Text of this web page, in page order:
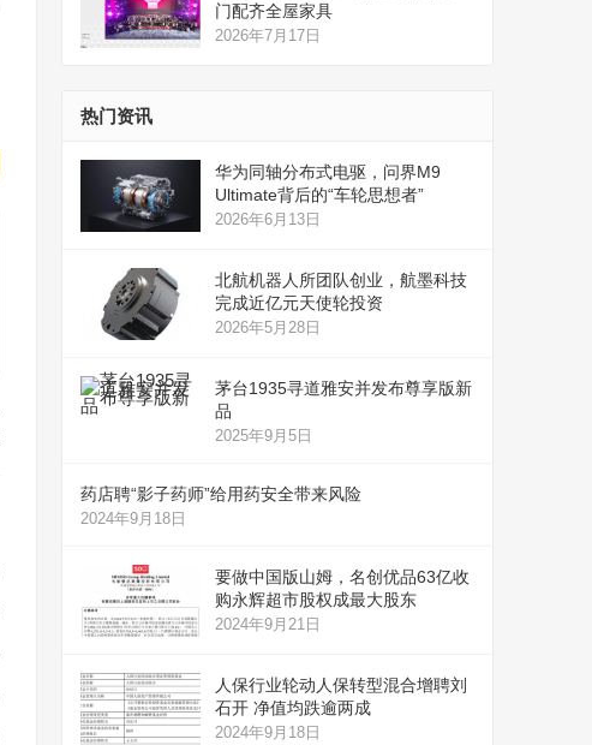
门配齐全屋家具
2026年7月17日
热门资讯
华为同轴分布式电驱，问界M9
Ultimate背后的“车轮思想者”
2026年6月13日
北航机器人所团队创业，航墨科技
完成近亿元天使轮投资
2026年5月28日
茅台1935寻道雅安并发布尊享版新
品
2025年9月5日
药店聘“影子药师”给用药安全带来风险
2024年9月18日
要做中国版山姆，名创优品63亿收
购永辉超市股权成最大股东
2024年9月21日
人保行业轮动人保转型混合增聘刘
石开 净值均跌逾两成
2024年9月18日